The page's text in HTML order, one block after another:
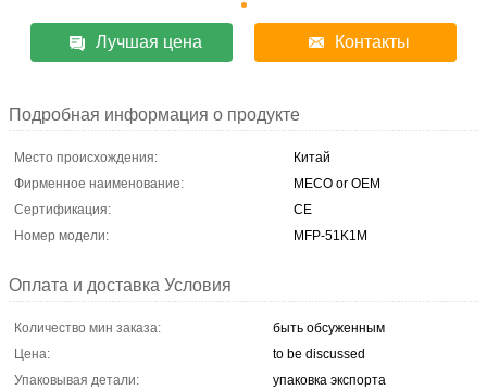
Лучшая цена Контакты
Подробная информация о продукте
Место происхождения:
Китай
Фирменное наименование:
MECO or OEM
Сертификация:
CE
Номер модели:
MFP-51K1M
Оплата и доставка Условия
Количество мин заказа:
быть обсуженным
Цена:
to be discussed
Упаковывая детали:
упаковка экспорта